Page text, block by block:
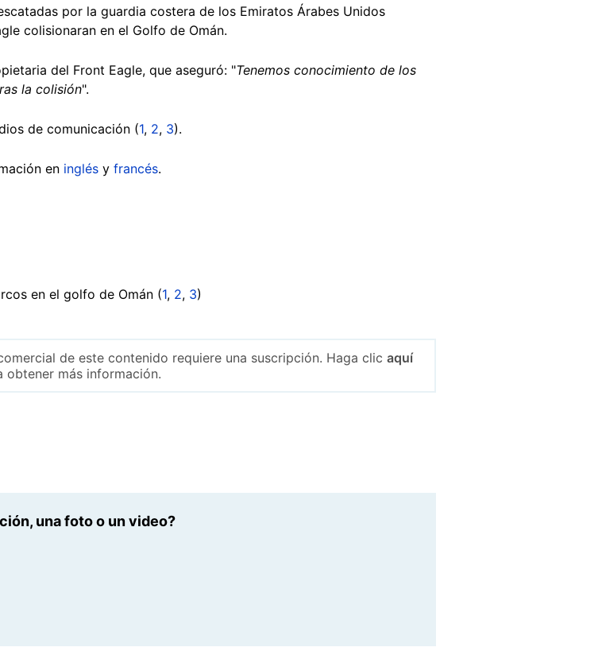
por la guardia costera de los Emiratos Árabes Unidos
colisionaran en el Golfo de Omán.
del Front Eagle, que aseguró: "Tenemos conocimiento de los
la colisión".
de comunicación (1, 2, 3).
en inglés y francés.
en el golfo de Omán (1, 2, 3)
de este contenido requiere una suscripción. Haga clic aquí
obtener más información.
una foto o un video?